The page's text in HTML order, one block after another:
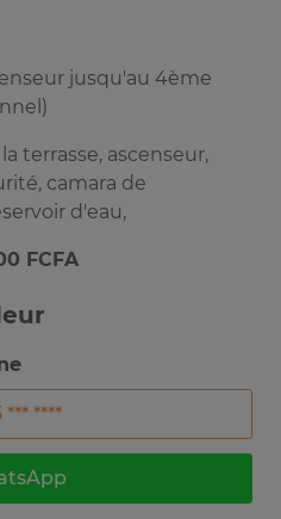
jusqu'au 4ème
terrasse, ascenseur,
camara de
d'eau,
FCFA
*** ****